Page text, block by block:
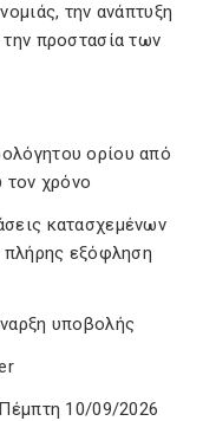
την ανάπτυξη
προστασία των
ορίου από
χρόνο
κατασχεμένων
πλήρης εξόφληση
υποβολής
10/09/2026